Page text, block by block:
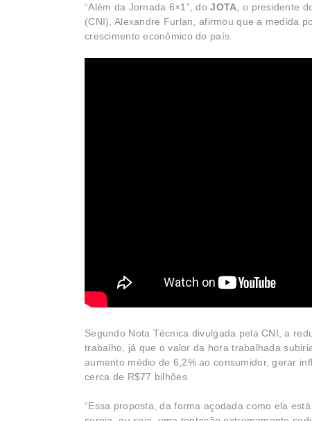
“Além da Jornada 6×1”, doJOTA , o presidente
(CNI), Alexandre Furlan, afirmou que a medida
crescimento econômico do país.
Segundo Nota Técnica divulgada pela CNI, a
trabalho, já que o valor da hora trabalhada
aumento médio de 6,2% ao consumidor, gerar
cerca de R$77 bilhões.
“Essa proposta, da forma açodada como ela